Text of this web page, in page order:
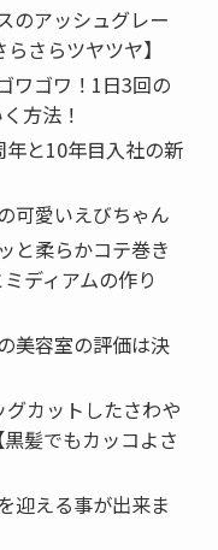
アッシュグレー
さらツヤツヤ】
ゴワ！1日3回の
方法！
と10年目入社の新
愛いえびちゃん
柔らかコテ巻き
ディアムの作り
容室の評価は決
カットしたさわや
髪でもカッコよさ
迎える事が出来ま